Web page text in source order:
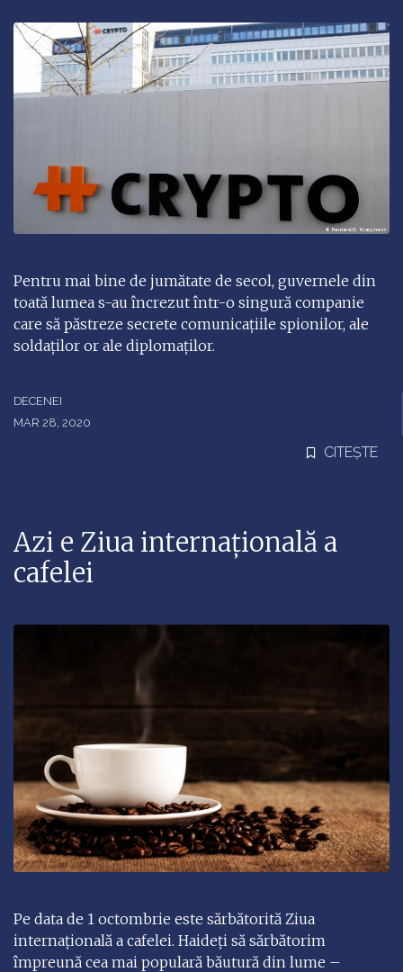
Pentru mai bine de jumătate de secol, guvernele din
toată lumea s-au încrezut într-o singură companie
care să păstreze secrete comunicațiile spionilor, ale
soldaților or ale diplomaților.
DECENEI
MAR 28, 2020
CITEȘTE
Azi e Ziua internațională a
cafelei
Pe data de 1 octombrie este sărbătorită Ziua
internațională a cafelei. Haideți să sărbătorim
împreună cea mai populară băutură din lume –